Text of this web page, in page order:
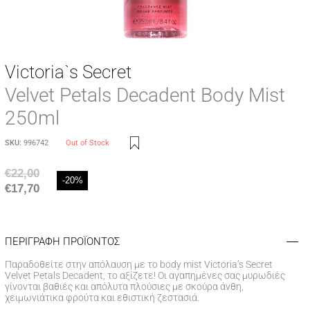
Victoria`s Secret
Velvet Petals Decadent Body Mist
250ml
SKU: 996742 Out of Stock
€22,00
€17,70
-20%
ΠΕΡΙΓΡΑΦΗ ΠΡΟΪΟΝΤΟΣ
Παραδοθείτε στην απόλαυση με το body mist Victoria’s Secret
Velvet Petals Decadent, το αξίζετε! Οι αγαπημένες σας μυρωδιές
γίνονται βαθιές και απόλυτα πλούσιες με σκούρα άνθη,
χειμωνιάτικα φρούτα και εθιστική ζεστασιά.